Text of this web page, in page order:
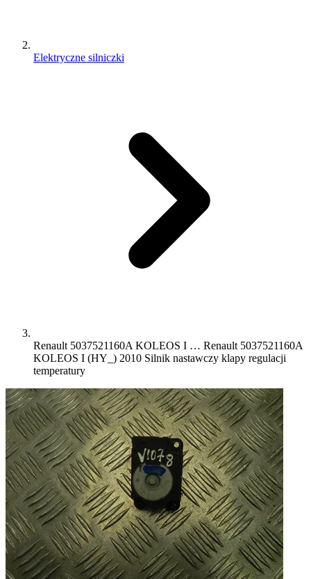
Elektryczne silniczki
Renault 5037521160A KOLEOS I … Renault 5037521160A
KOLEOS I (HY_) 2010 Silnik nastawczy klapy regulacji
temperatury